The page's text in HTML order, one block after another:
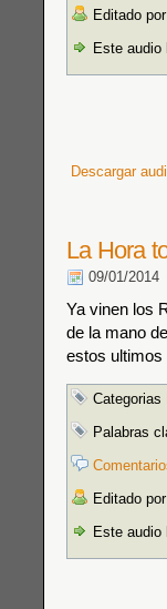
Editado
Este audio
Descargar
La Hora
09/01/2014
Ya vinen los
de la mano
estos ultimos
Categorias
Palabras
Editado
Este audio